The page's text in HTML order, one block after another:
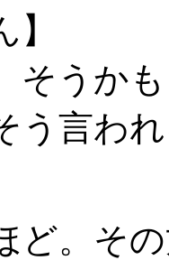
】
そうか
う言わ
ど。そ